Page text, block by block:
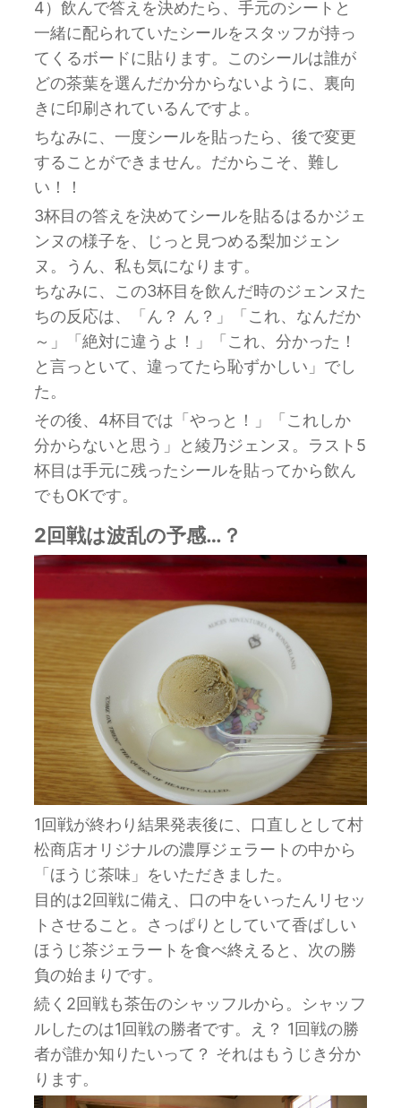
4）飲んで答えを決めたら、手元のシートと
一緒に配られていたシールをスタッフが持っ
てくるボードに貼ります。このシールは誰が
どの茶葉を選んだか分からないように、裏向
きに印刷されているんですよ。
ちなみに、一度シールを貼ったら、後で変更
することができません。だからこそ、難し
い！！
3杯目の答えを決めてシールを貼るはるかジェ
ンヌの様子を、じっと見つめる梨加ジェン
ヌ。うん、私も気になります。
ちなみに、この3杯目を飲んだ時のジェンヌた
ちの反応は、「ん？ ん？」「これ、なんだか
～」「絶対に違うよ！」「これ、分かった！
と言っといて、違ってたら恥ずかしい」でし
た。
その後、4杯目では「やっと！」「これしか
分からないと思う」と綾乃ジェンヌ。ラスト5
杯目は手元に残ったシールを貼ってから飲ん
でもOKです。
2回戦は波乱の予感…？
1回戦が終わり結果発表後に、口直しとして村
松商店オリジナルの濃厚ジェラートの中から
「ほうじ茶味」をいただきました。
目的は2回戦に備え、口の中をいったんリセッ
トさせること。さっぱりとしていて香ばしい
ほうじ茶ジェラートを食べ終えると、次の勝
負の始まりです。
続く2回戦も茶缶のシャッフルから。シャッフ
ルしたのは1回戦の勝者です。え？ 1回戦の勝
者が誰か知りたいって？ それはもうじき分か
ります。